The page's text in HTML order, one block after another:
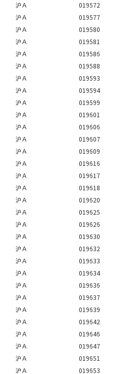
沪Ａ
019572
沪Ａ
019577
沪Ａ
019580
沪Ａ
019581
沪Ａ
019586
沪Ａ
019588
沪Ａ
019593
沪Ａ
019594
沪Ａ
019599
沪Ａ
019601
沪Ａ
019606
沪Ａ
019607
沪Ａ
019609
沪Ａ
019616
沪Ａ
019617
沪Ａ
019618
沪Ａ
019620
沪Ａ
019625
沪Ａ
019626
沪Ａ
019630
沪Ａ
019632
沪Ａ
019633
沪Ａ
019634
沪Ａ
019636
沪Ａ
019637
沪Ａ
019639
沪Ａ
019642
沪Ａ
019646
沪Ａ
019647
沪Ａ
019651
沪Ａ
019653